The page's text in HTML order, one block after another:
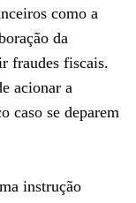
como a
da
fraudes fiscais.
acionar a
caso se deparem
instrução